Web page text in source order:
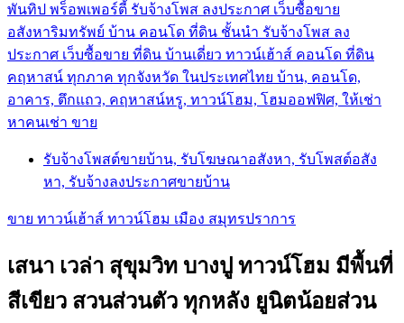
พันทิป พร็อพเพอร์ตี้ รับจ้างโพส ลงประกาศ เว็บซื้อขาย
อสังหาริมทรัพย์ บ้าน คอนโด ที่ดิน ชั้นนำ รับจ้างโพส ลง
ประกาศ เว็บซื้อขาย ที่ดิน บ้านเดี่ยว ทาวน์เฮ้าส์ คอนโด ที่ดิน
คฤหาสน์ ทุกภาค ทุกจังหวัด ในประเทศไทย บ้าน, คอนโด,
อาคาร, ตึกแถว, คฤหาสน์หรู, ทาวน์โฮม, โฮมออฟฟิศ, ให้เช่า
หาคนเช่า ขาย
รับจ้างโพสต์ขายบ้าน, รับโฆษณาอสังหา, รับโพสต์อสัง
หา, รับจ้างลงประกาศขายบ้าน
ขาย ทาวน์เฮ้าส์ ทาวน์โฮม เมือง สมุทรปราการ
เสนา เวล่า สุขุมวิท บางปู ทาวน์โฮม มีพื้นที่
สีเขียว สวนส่วนตัว ทุกหลัง ยูนิตน้อยส่วน